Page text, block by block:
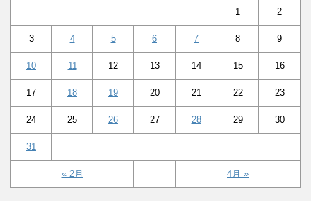
« 2月 4月 »
1 2
3 4 5 6 7 8 9
10 11 12 13 14 15 16
17 18 19 20 21 22 23
24 25 26 27 28 29 30
31